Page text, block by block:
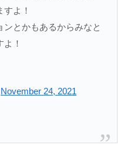
よ！
とかもあるからみなと
！
November 24, 2021